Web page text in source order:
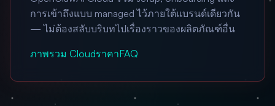
การเข้าถึงแบบ managed ไว้ภายใต้แบรนด์เดียวกัน
— ไม่ต้องสลับบริบทไปเรื่องราวของผลิตภัณฑ์อื่น
ภาพรวม CloudราคาFAQ